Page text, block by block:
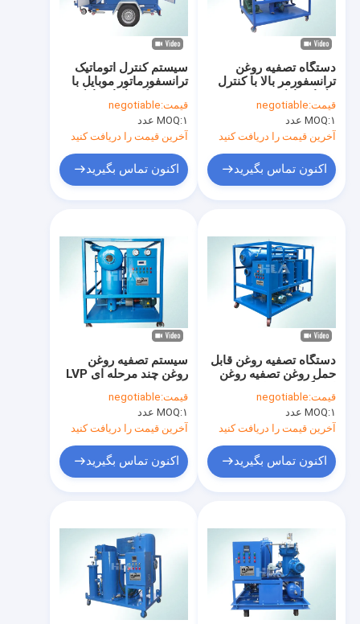
خانه
محصولات
سیستم کنترل اتوماتیک
ترانسفورماتور موبایل با
PLC سیستم زیمنس
قیمت:negotiable
MOQ:۱ عدد
آخرین قیمت را دریافت کنید
اکنون تماس بگیرید
دستگاه تصفیه روغن
ترانسفورمر بالا با کنترل
قیمت:negotiable
MOQ:۱ عدد
آخرین قیمت را دریافت کنید
اکنون تماس بگیرید
سیستم تصفیه روغن
روغن چند مرحله ای LVP
کننده خشک بدن
قیمت:negotiable
MOQ:۱ عدد
آخرین قیمت را دریافت کنید
اکنون تماس بگیرید
دستگاه تصفیه روغن قابل
حمل روغن تصفیه روغن
روغن هیدرولیک
قیمت:negotiable
MOQ:۱ عدد
آخرین قیمت را دریافت کنید
اکنون تماس بگیرید